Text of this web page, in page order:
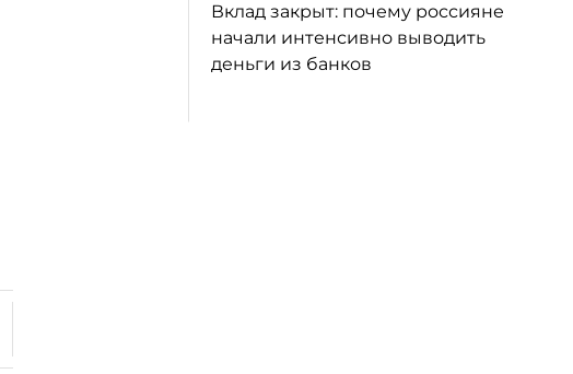
Вклад закрыт: почему россияне
начали интенсивно выводить
деньги из банков